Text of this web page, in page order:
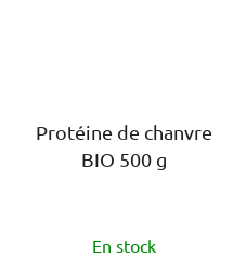
Protéine de chanvre
BIO 500 g
moyenne
En stock